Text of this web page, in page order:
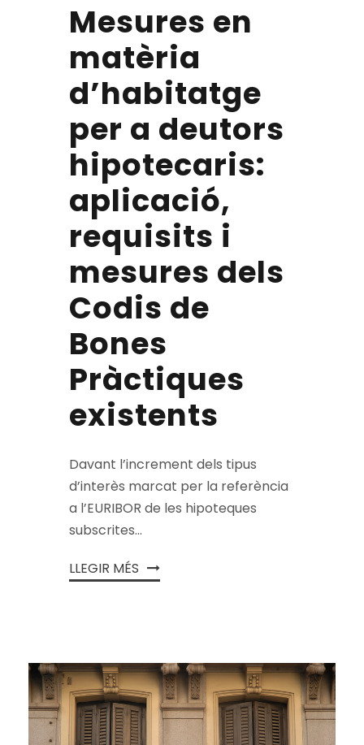
Mesures en
matèria
d’habitatge
per a deutors
hipotecaris:
aplicació,
requisits i
mesures dels
Codis de
Bones
Pràctiques
existents
Davant l’increment dels tipus
d’interès marcat per la referència
a l’EURIBOR de les hipoteques
subscrites...
LLEGIR MÉS